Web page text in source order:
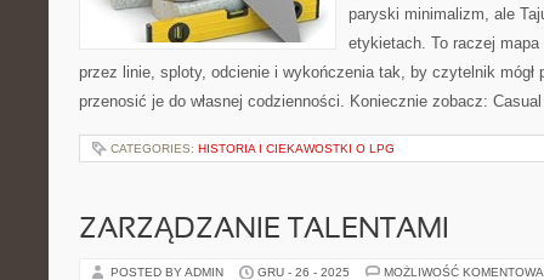
paryski minimalizm, ale
etykietach. To raczej
przez linie, sploty, odcienie i wykończenia tak, by czytelnik mógł
przenosić je do własnej codzienności. Koniecznie zobacz:
CATEGORIES: HISTORIA I CIEKAWOSTKI O LPG
ZARZĄDZANIE TALENTAMI
POSTED BY ADMIN GRU - 26 - 2025 MOŻLIWOŚĆ